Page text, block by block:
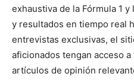
exhaustiva de la Fórmula 1
y resultados en tiempo real
entrevistas exclusivas, el
aficionados tengan acceso
artículos de opinión